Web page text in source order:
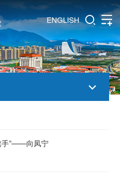
ENGLISH
手”——向凤宁